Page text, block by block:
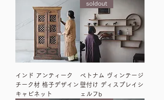
インド アンティーク
チーク材 格子デザイン
キャビネット
soldout
ベトナム ヴィンテージ
壁付け ディスプレイシ
ェルフb